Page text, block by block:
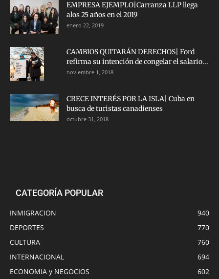
EMPRESA EJEMPLO|Carranza LLP llega
alos 25 años en el 2019
enero 22, 2019
CAMBIOS QUITARÁN DERECHOS| Ford
refirma su intención de congelar el salario...
noviembre 1, 2018
CRECE INTERÉS POR LA ISLA| Cuba en
busca de turistas canadienses
octubre 31, 2018
CATEGORÍA POPULAR
INMIGRACION
940
DEPORTES
770
CULTURA
760
INTERNACIONAL
694
ECONOMIA y NEGOCIOS
602